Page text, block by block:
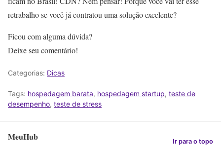
retrabalho se você já contratou uma solução excelente?
Ficou com alguma dúvida?
Deixe seu comentário!
Categorias: Dicas
Tags: hospedagem barata, hospedagem startup, teste de
desempenho, teste de stress
MeuHub Ir para o topo